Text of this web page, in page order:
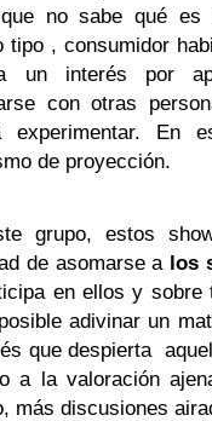
no sabe qué es
tipo , consumidor
un interés por
con otras
experimentar. En
de proyección.
grupo, estos
de asomarse a los
en ellos y
adivinar un
que despierta
a la valoración
más discusiones